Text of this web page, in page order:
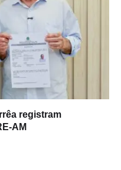
registram
AM